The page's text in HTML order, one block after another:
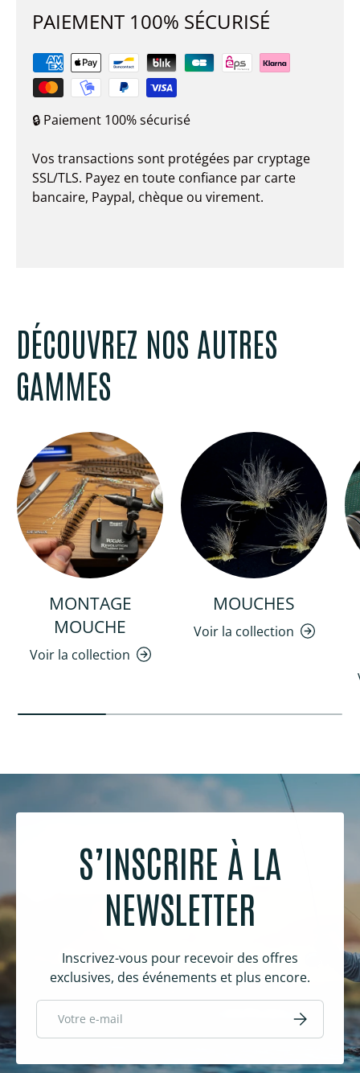
PAIEMENT 100% SÉCURISÉ
🔒 Paiement 100% sécurisé
Vos transactions sont protégées par cryptage
SSL/TLS. Payez en toute confiance par carte
bancaire, Paypal, chèque ou virement.
DÉCOUVREZ NOS AUTRES
GAMMES
MONTAGE
MOUCHE
Voir la collection
MOUCHES
Voir la collection
S’INSCRIRE À LA
NEWSLETTER
Inscrivez-vous pour recevoir des offres
exclusives, des événements et plus encore.
S’inscrire